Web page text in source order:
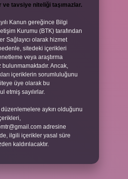
ve tavsiye niteliği taşımazlar.
Kanun gereğince Bilgi
Kurumu (BTK) tarafından
Sağlayıcı olarak hizmet
sitedeki içerikleri
veya araştırma
Ancak,
içeriklerin sorumluluğunu
üye olarak bu
etmiş sayılırlar.
aykırı olduğunu
adresine
ilgili içerikler yasal süre
kaldırılacaktır.